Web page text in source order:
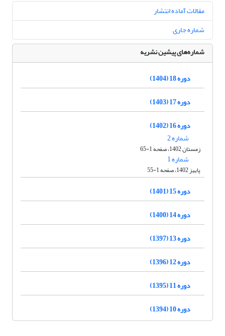
مقالات آماده انتشار
شماره جاری
شماره‌های پیشین نشریه
دوره 18 (1404)
دوره 17 (1403)
دوره 16 (1402)
شماره 2
زمستان 1402، صفحه 1-65
شماره 1
پاییز 1402، صفحه 1-55
دوره 15 (1401)
دوره 14 (1400)
دوره 13 (1397)
دوره 12 (1396)
دوره 11 (1395)
دوره 10 (1394)